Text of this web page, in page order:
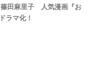
篠田麻里子 人気漫画『お
ラマ化！